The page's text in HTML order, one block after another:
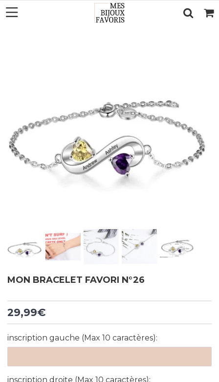
MON BRACELET FAVORI N°26
29,99€
inscription gauche (Max 10 caractères):
inscription droite (Max 10 caractères):